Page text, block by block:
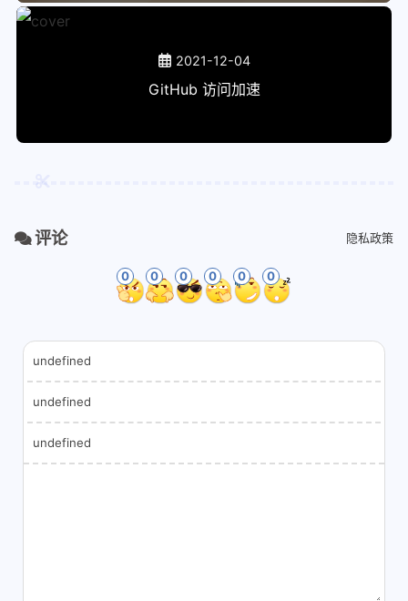
2021-12-04
GitHub 访问加速
评论 隐私政策
0 0 0 0 0 0
undefined
undefined
undefined